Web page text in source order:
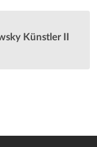
Künstler II